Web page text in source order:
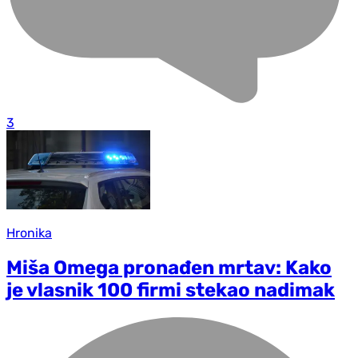
3
Hronika
Miša Omega pronađen mrtav: Kako
je vlasnik 100 firmi stekao nadimak